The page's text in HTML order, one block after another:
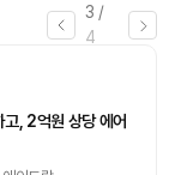
4 /
4